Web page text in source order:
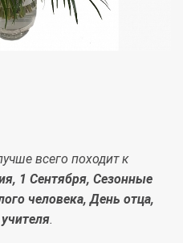
всего походит к
1 Сентября, Сезонные
человека, День отца,
.